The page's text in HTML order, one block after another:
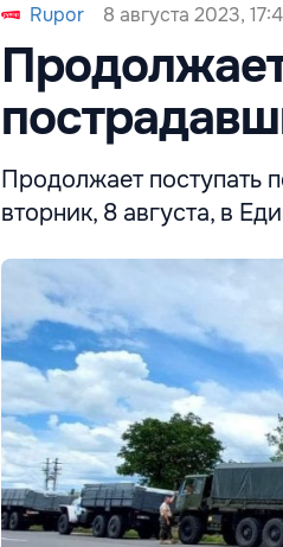
Rupor 8 августа 2023,
Продолжает поступать
вторник, 8 августа, в